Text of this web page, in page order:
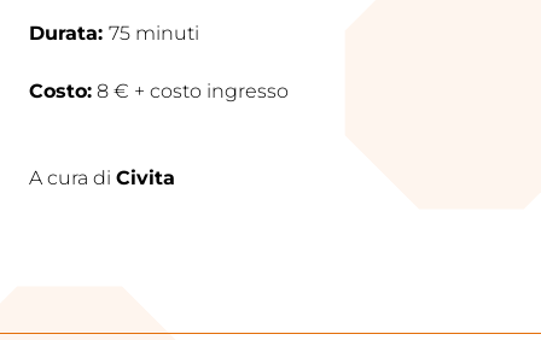
Durata: 75 minuti
Costo: 8 € + costo ingresso
A cura di Civita